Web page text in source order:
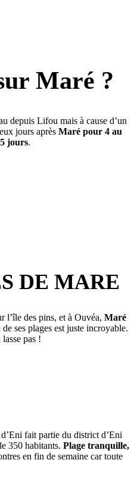
Maré ?
depuis Lifou mais à cause d’un
jours après Maré pour 4 au
jours.
DE MARE
l’île des pins, et à Ouvéa, Maré
ses plages est juste incroyable.
lasse pas !
fait partie du district d’Eni
350 habitants. Plage tranquille,
en fin de semaine car toute